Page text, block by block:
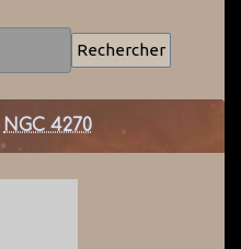
NGC 4270